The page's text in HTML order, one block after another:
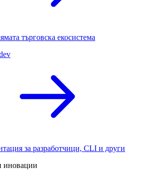
търговска екосистема
за разработчици, CLI и други
иновации